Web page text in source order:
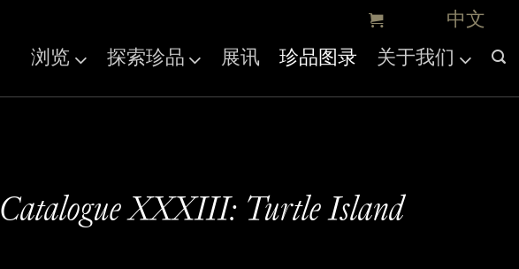
浏览 探索珍品 展讯 珍品图录 关于我们
Catalogue XXXIII: Turtle Island